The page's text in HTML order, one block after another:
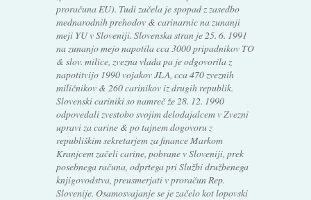
proračuna EU). Tudi začela je spopad z zasedbo
mednarodnih prehodov & carinarnic na zunanji
meji YU v Sloveniji. Slovenska stran je 25. 6. 1991
na zunanjo mejo napotila cca 3000 pripadnikov TO
& slov. milice, zvezna vlada pa je odgovorila z
napotitvijo 1990 vojakov JLA, cca 470 zveznih
miličnikov & 260 carinikov iz drugih republik.
Slovenski cariniki so namreč že 28. 12. 1990
odpovedali zvestobo svojim delodajalcem v Zvezni
upravi za carine & po tajnem dogovoru z
republiškim sekretarjem za finance Markom
Kranjcem začeli carine, pobrane v Sloveniji, prek
posebnega računa, odprtega pri Službi družbenega
knjigovodstva, preusmerjati v proračun Rep.
Slovenije. Osamosvajanje se je začelo kot lopovski